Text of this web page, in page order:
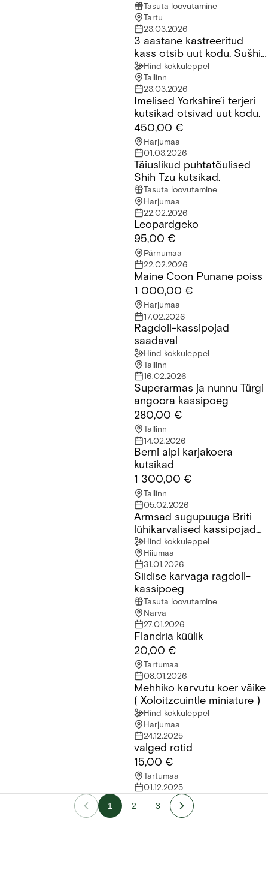
Tasuta loovutamine
Tartu
23.03.2026
3 aastane kastreeritud kass otsib uut kodu. Sušhi nimi millele
3 aastane kastreeritud
kass otsib uut kodu. Sušhi
nimi millele ta reageerib
Hind kokkuleppel
Tallinn
23.03.2026
Imelised Yorkshire’i terjeri kutsikad otsivad uut kodu.
Imelised Yorkshire’i terjeri
kutsikad otsivad uut kodu.
450,00 €
Harjumaa
01.03.2026
Täiuslikud puhtatõulised Shih Tzu kutsikad.Täiuslikud puhtatõulised
Shih Tzu kutsikad.
Tasuta loovutamine
Harjumaa
22.02.2026
Leopardgeko
95,00 €
Pärnumaa
22.02.2026
Maine Coon Punane poiss
1 000,00 €
Harjumaa
17.02.2026
Ragdoll-kassipojad
saadaval
Hind kokkuleppel
Tallinn
16.02.2026
Superarmas ja nunnu Türgi angoora kassipoeg
Superarmas ja nunnu Türgi
angoora kassipoeg
280,00 €
Tallinn
14.02.2026
Berni alpi karjakoera
kutsikad
1 300,00 €
Tallinn
05.02.2026
Armsad sugupuuga Briti lühikarvalised kassipojad saadaval!
Armsad sugupuuga Briti
lühikarvalised kassipojad
saadaval!
Hind kokkuleppel
Hiiumaa
31.01.2026
Siidise karvaga ragdoll-kassipoegSiidise karvaga ragdoll-
kassipoeg
Tasuta loovutamine
Narva
27.01.2026
Flandria küülik
20,00 €
Tartumaa
08.01.2026
Mehhiko karvutu koer väike ( Xoloitzcuintle miniature )
Mehhiko karvutu koer väike
( Xoloitzcuintle miniature )
Hind kokkuleppel
Harjumaa
24.12.2025
valged rotid
15,00 €
Tartumaa
01.12.2025
1 2 3